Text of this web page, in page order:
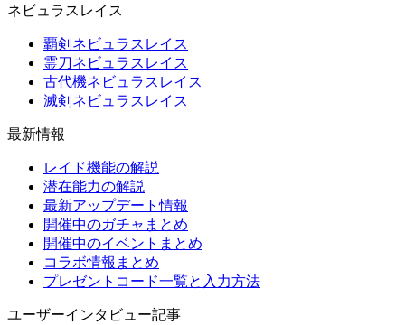
ネビュラスレイス
覇剣ネビュラスレイス
霊刀ネビュラスレイス
古代機ネビュラスレイス
滅剣ネビュラスレイス
最新情報
レイド機能の解説
潜在能力の解説
最新アップデート情報
開催中のガチャまとめ
開催中のイベントまとめ
コラボ情報まとめ
プレゼントコード一覧と入力方法
ユーザーインタビュー記事